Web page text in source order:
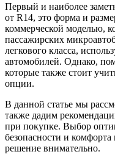
Первый и наиболее
от R14, это форма и
коммерческой моделью,
пассажирских
легкового класса,
автомобилей. Однако,
которые также стоит
опции.
В данной статье мы
также дадим
при покупке. Выбор
безопасности и
решение внимательно.